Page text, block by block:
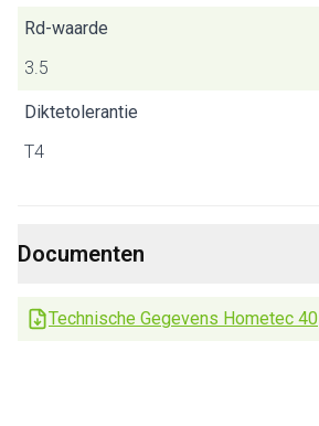
Rd-waarde
3.5
Diktetolerantie
T4
Documenten
Technische Gegevens Hometec 40